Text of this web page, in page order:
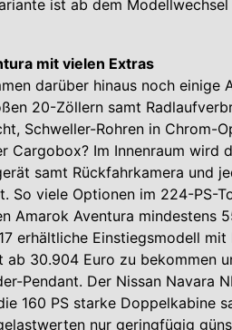
ist ab dem
mit vielen Extras
darüber hinaus noch einige
20-Zöllern samt
Schweller-Rohren in Chrom-
Cargobox? Im Innenraum wird
samt Rückfahrkamera und
So viele Optionen im 224-PS-
Amarok Aventura mindestens
erhältliche Einstiegsmodell mit
30.904 Euro zu bekommen
Pendant. Der Nissan Navara
160 PS starke Doppelkabine
nur geringfügig